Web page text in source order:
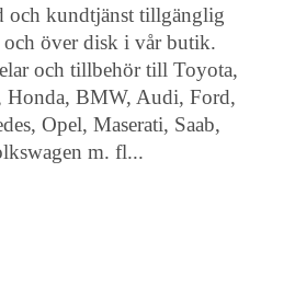
och kundtjänst tillgänglig
över disk i vår butik.
och tillbehör till Toyota,
Honda, BMW, Audi, Ford,
Opel, Maserati, Saab,
m. fl...